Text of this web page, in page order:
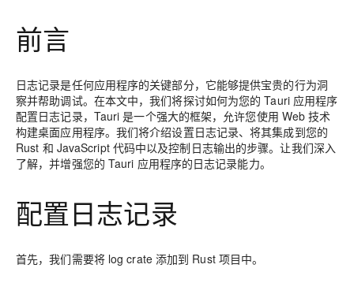
前言
日志记录是任何应用程序的关键部分，它能够提供宝贵的行为洞
察并帮助调试。在本文中，我们将探讨如何为您的 Tauri 应用程序
配置日志记录，Tauri 是一个强大的框架，允许您使用 Web 技术
构建桌面应用程序。我们将介绍设置日志记录、将其集成到您的
Rust 和 JavaScript 代码中以及控制日志输出的步骤。让我们深入
了解，并增强您的 Tauri 应用程序的日志记录能力。
配置日志记录
首先，我们需要将 log crate 添加到 Rust 项目中。